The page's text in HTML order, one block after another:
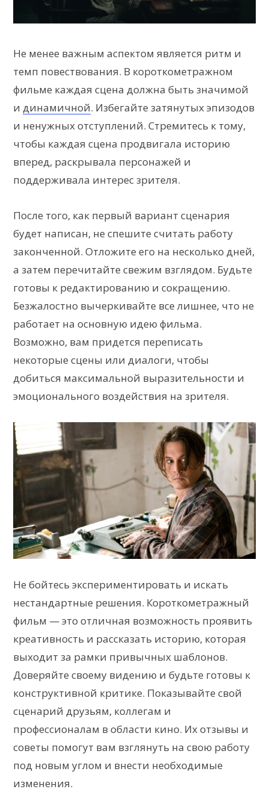
Не менее важным аспектом является ритм и
темп повествования. В короткометражном
фильме каждая сцена должна быть значимой
и динамичной. Избегайте затянутых эпизодов
и ненужных отступлений. Стремитесь к тому,
чтобы каждая сцена продвигала историю
вперед, раскрывала персонажей и
поддерживала интерес зрителя.
После того, как первый вариант сценария
будет написан, не спешите считать работу
законченной. Отложите его на несколько дней,
а затем перечитайте свежим взглядом. Будьте
готовы к редактированию и сокращению.
Безжалостно вычеркивайте все лишнее, что не
работает на основную идею фильма.
Возможно, вам придется переписать
некоторые сцены или диалоги, чтобы
добиться максимальной выразительности и
эмоционального воздействия на зрителя.
Не бойтесь экспериментировать и искать
нестандартные решения. Короткометражный
фильм — это отличная возможность проявить
креативность и рассказать историю, которая
выходит за рамки привычных шаблонов.
Доверяйте своему видению и будьте готовы к
конструктивной критике. Показывайте свой
сценарий друзьям, коллегам и
профессионалам в области кино. Их отзывы и
советы помогут вам взглянуть на свою работу
под новым углом и внести необходимые
изменения.